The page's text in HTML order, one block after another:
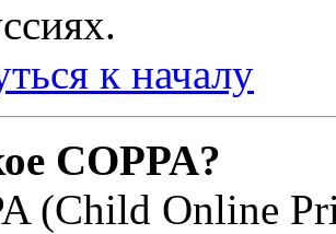
к началу
COPPA?
(Child Online